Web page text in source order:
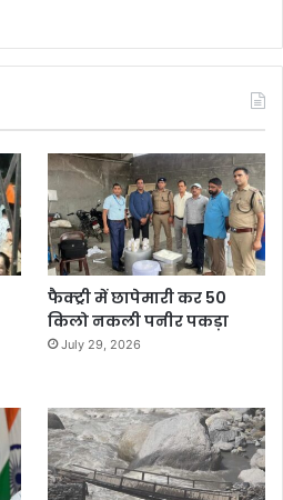
फैक्ट्री में छापेमारी कर 50
किलो नकली पनीर पकड़ा
July 29, 2026